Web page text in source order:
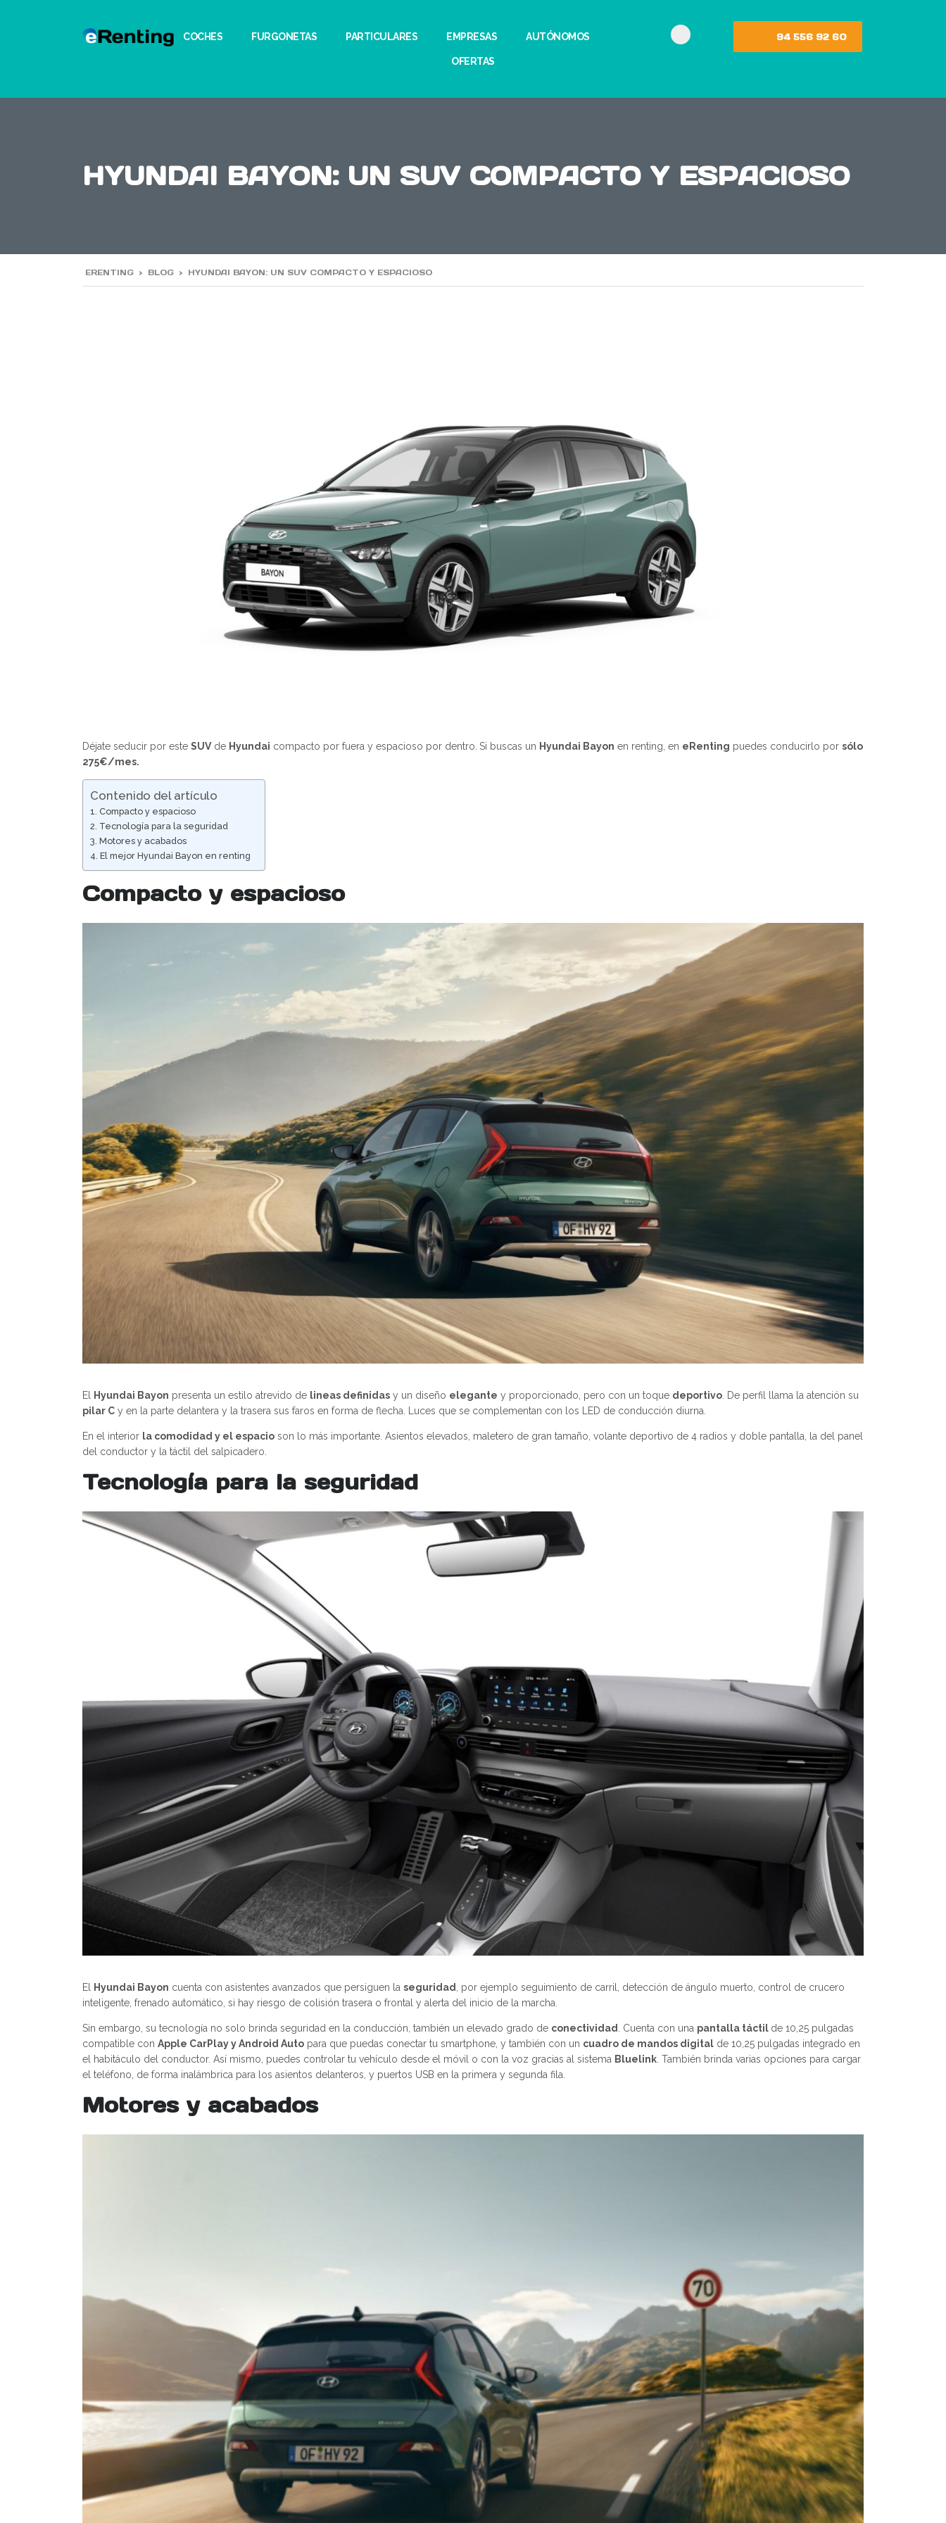
94 556 92 60
COCHES FURGONETAS PARTICULARES EMPRESAS AUTÓNOMOS
OFERTAS
HYUNDAI BAYON: UN SUV COMPACTO Y ESPACIOSO
ERENTING > BLOG > HYUNDAI BAYON: UN SUV COMPACTO Y ESPACIOSO
Déjate seducir por este SUVde Hyundai compacto por fuera y espacioso por dentro. Si buscas un Hyundai Bayon en renting, en eRenting puedes conducirlo por sólo
275€/mes.
Contenido del artículo
Compacto y espacioso
Tecnología para la seguridad
Motores y acabados
El mejor Hyundai Bayon en renting
Compacto y espacioso
El Hyundai Bayon presenta un estilo atrevido de lineas definidas y un diseño elegante y proporcionado, pero con un toque deportivo . De perfil llama la atención su
pilar C y en la parte delantera y la trasera sus faros en forma de flecha. Luces que se complementan con los LED de conducción diurna.
En el interior la comodidad y el espacio son lo más importante. Asientos elevados, maletero de gran tamaño, volante deportivo de 4 radios y doble pantalla, la del panel
del conductor y la táctil del salpicadero.
Tecnología para la seguridad
El Hyundai Bayon cuenta con asistentes avanzados que persiguen la seguridad
, por ejemplo seguimiento de carril, detección de ángulo muerto, control de crucero
inteligente, frenado automático, si hay riesgo de colisión trasera o frontal y alerta del inicio de la marcha.
Sin embargo, su tecnología no solo brinda seguridad en la conducción, también un elevado grado de conectividad . Cuenta con una pantalla táctil de 10,25 pulgadas
compatible con Apple CarPlay y Android Auto para que puedas conectar tu smartphone, y también con un cuadro de mandos digital de 10,25 pulgadas integrado en
el habitáculo del conductor. Así mismo, puedes controlar tu vehículo desde el móvil o con la voz gracias al sistema Bluelink . También brinda varias opciones para cargar
el teléfono, de forma inalámbrica para los asientos delanteros, y puertos USB en la primera y segunda fila.
Motores y acabados